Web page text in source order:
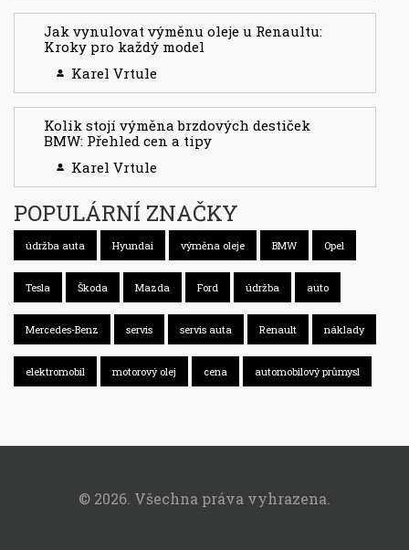
Jak vynulovat výměnu oleje u Renaultu:
Kroky pro každý model
Karel Vrtule
Kolik stojí výměna brzdových destiček
BMW: Přehled cen a tipy
Karel Vrtule
POPULÁRNÍ ZNAČKY
údržba auta Hyundai výměna oleje BMW Opel
Tesla Škoda Mazda Ford údržba auto
Mercedes-Benz servis servis auta Renault náklady
elektromobil motorový olej cena automobilový průmysl
© 2026. Všechna práva vyhrazena.